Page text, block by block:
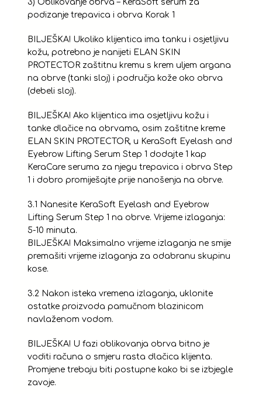
3) Oblikovanje obrva – KeraSoft serum za
podizanje trepavica i obrva Korak 1
BILJEŠKA! Ukoliko klijentica ima tanku i osjetljivu
kožu, potrebno je nanijeti ELAN SKIN
PROTECTOR zaštitnu kremu s krem ​​uljem argana
na obrve (tanki sloj) i područja kože oko obrva
(debeli sloj).
BILJEŠKA! Ako klijentica ima osjetljivu kožu i
tanke dlačice na obrvama, osim zaštitne kreme
ELAN SKIN PROTECTOR, u KeraSoft Eyelash and
Eyebrow Lifting Serum Step 1 dodajte 1 kap
KeraCare seruma za njegu trepavica i obrva Step
1 i dobro promiješajte prije nanošenja na obrve.
3.1 Nanesite KeraSoft Eyelash and Eyebrow
Lifting Serum Step 1 na obrve. Vrijeme izlaganja:
5-10 minuta.
BILJEŠKA! Maksimalno vrijeme izlaganja ne smije
premašiti vrijeme izlaganja za odabranu skupinu
kose.
3.2 Nakon isteka vremena izlaganja, uklonite
ostatke proizvoda pamučnom blazinicom
navlaženom vodom.
BILJEŠKA! U fazi oblikovanja obrva bitno je
voditi računa o smjeru rasta dlačica klijenta.
Promjene trebaju biti postupne kako bi se izbjegle
zavoje.